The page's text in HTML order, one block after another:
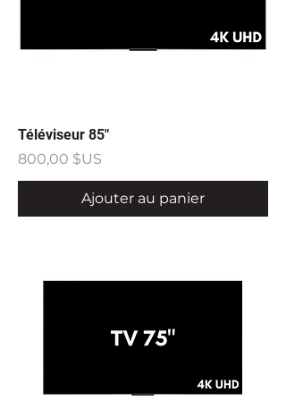
Téléviseur 85"
Prix
800,00 $US
Ajouter au panier